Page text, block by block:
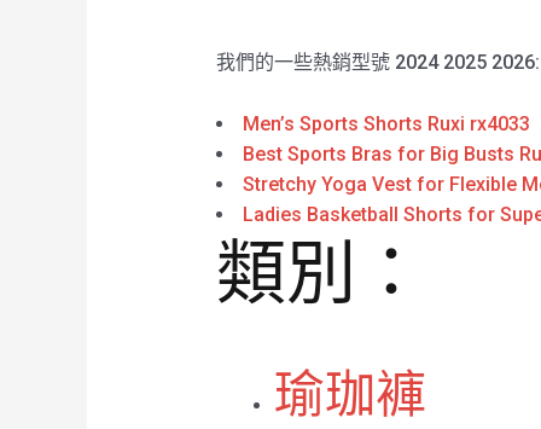
我們的一些熱銷型號 2024 2025
Men’s Sports Shorts Ruxi rx4033
Best Sports Bras for Big Busts
Stretchy Yoga Vest for Flexible
Ladies Basketball Shorts for
類別：
瑜珈褲